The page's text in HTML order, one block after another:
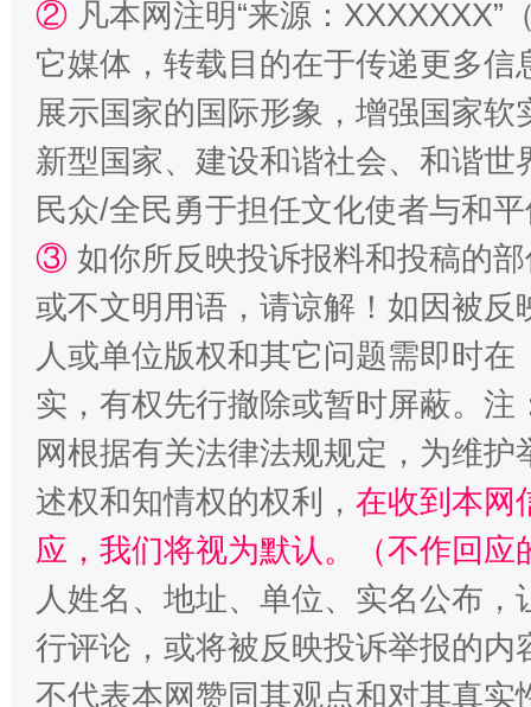
② 凡本网注明“来源：
它媒体，转载目的在于传递更多
展示国家的国际形象，增强国家
新型国家、建设和谐社会、和谐
民众/全民勇于担任文化使者与和
③ 如你所反映投诉报料和投稿的
或不文明用语，请谅解！如因被
人或单位版权和其它问题需即时在
实，有权先行撤除或暂时屏蔽。
网根据有关法律法规规定，为维
述权和知情权的权利， 在收到本网
应，我们将视为默认。（不作回应
人姓名、地址、单位、实名公布
行评论，或将被反映投诉举报的
不代表本网赞同其观点和对其真实